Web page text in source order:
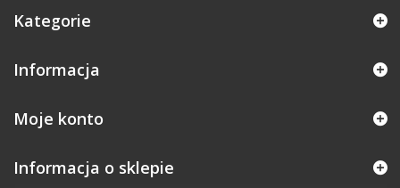
Kategorie
Informacja
Moje konto
Informacja o sklepie